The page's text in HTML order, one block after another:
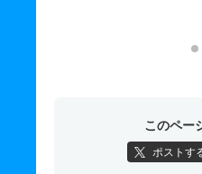
このペー
ポストす